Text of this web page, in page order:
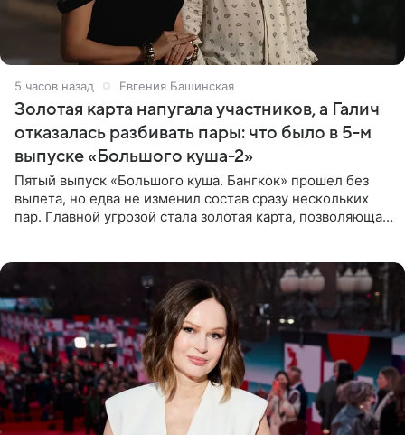
5 часов назад Евгения Башинская
Золотая карта напугала участников, а Галич
отказалась разбивать пары: что было в 5-м
выпуске «Большого куша-2»
Пятый выпуск «Большого куша. Бангкок» прошел без
вылета, но едва не изменил состав сразу нескольких
пар. Главной угрозой стала золотая карта, позволяющая